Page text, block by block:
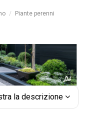
Piante perenni
la descrizione